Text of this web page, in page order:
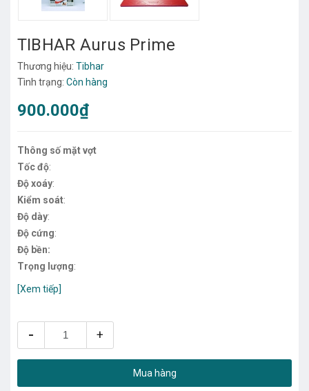
TIBHAR Aurus Prime
Thương hiệu: Tibhar
Tình trạng: Còn hàng
900.000₫
Thông số mặt vợt
Tốc độ:
Độ xoáy:
Kiểm soát:
Độ dày:
Độ cứng:
Độ bền:
Trọng lượng:
[Xem tiếp]
- +
Mua hàng